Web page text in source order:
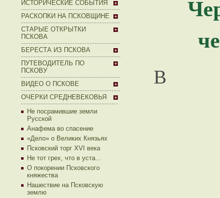
ИСТОРИЧЕСКИЕ СОБЫТИЯ
РАСКОПКИ НА ПСКОВЩИНЕ
СТАРЫЕ ОТКРЫТКИ
ПСКОВА
БЕРЕСТА ИЗ ПСКОВА
ПУТЕВОДИТЕЛЬ ПО
ПСКОВУ
ВИДЕО О ПСКОВЕ
ОЧЕРКИ СРЕДНЕВЕКОВЬЯ
Не посрамившие земли
Русской
Анафема во спасение
«Дело» о Великих Князьях
Псковский торг XVI века
Не тот грех, что в уста...
О покорении Псковского
княжества
Нашествие на Псковскую
землю
В